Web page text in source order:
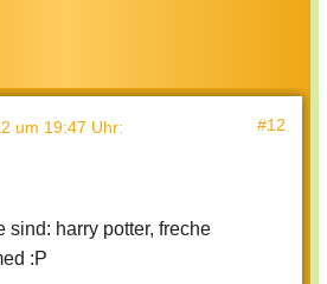
um 19:47 Uhr: #12
sind: harry potter, freche
:P